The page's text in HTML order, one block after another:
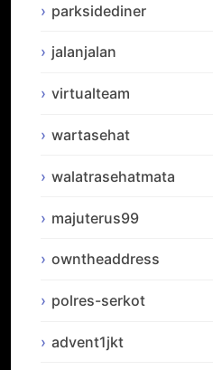
parksidediner
jalanjalan
virtualteam
wartasehat
walatrasehatmata
majuterus99
owntheaddress
polres-serkot
advent1jkt